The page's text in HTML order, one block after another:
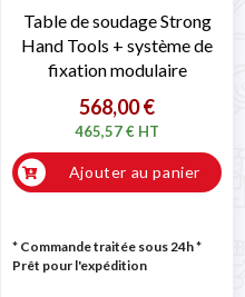
Table de soudage Strong
Hand Tools + système de
fixation modulaire
568,00 €
465,57 € HT
Ajouter au panier
* Commande traitée sous 24h*
Prêt pour l'expédition